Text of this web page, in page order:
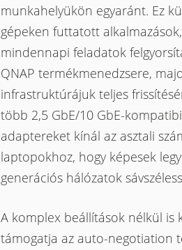
munkahelyükön egyaránt. Ez
gépeken futtatott
mindennapi feladatok
QNAP termékmenedzsere,
infrastruktúrájuk teljes
több 2,5 GbE/10 GbE-
adaptereket kínál az asztali
laptopokhoz, hogy képesek
generációs hálózatok
A komplex beállítások nélkül is
támogatja az auto-negotiation